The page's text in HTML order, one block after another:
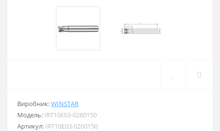
Виробник:WINSTAR
Модель: IRT10E03-0260150
Артикул: IRT10E03-0260150